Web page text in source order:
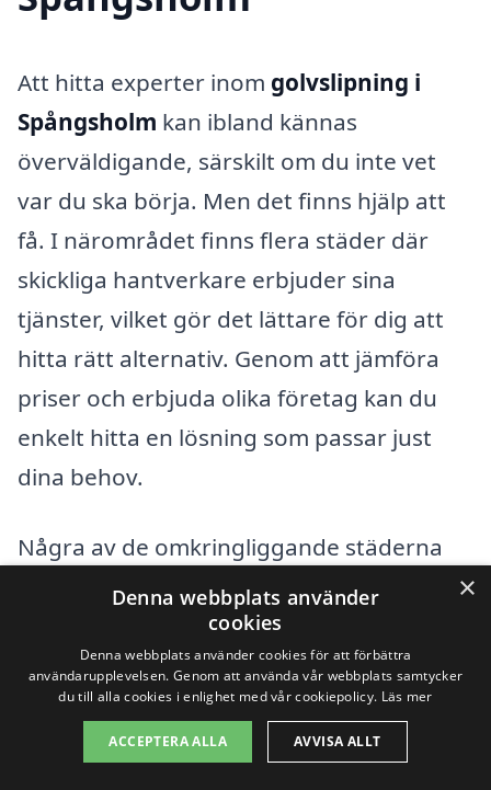
Att hitta experter inom golvslipning i
Spångsholm kan ibland kännas
överväldigande, särskilt om du inte vet
var du ska börja. Men det finns hjälp att
få. I närområdet finns flera städer där
skickliga hantverkare erbjuder sina
tjänster, vilket gör det lättare för dig att
hitta rätt alternativ. Genom att jämföra
priser och erbjuda olika företag kan du
enkelt hitta en lösning som passar just
dina behov.
Några av de omkringliggande städerna
Mjölby
Skänninge
Mantorp
×
Denna webbplats använder
cookies
Denna webbplats använder cookies för att förbättra
användarupplevelsen. Genom att använda vår webbplats samtycker
du till alla cookies i enlighet med vår cookiepolicy. Läs mer
ACCEPTERA ALLA AVVISA ALLT